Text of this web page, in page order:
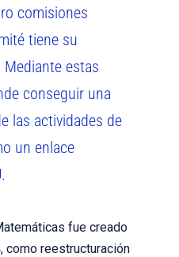
comisiones
tiene su
Mediante estas
conseguir una
las actividades de
un enlace
fue creado
como reestructuración